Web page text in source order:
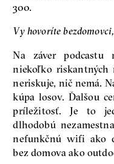
300.
Vy hovoríte
Na záver podcastu
niekoľko
neriskuje, nič nemá.
kúpa losov. Ďalšou
príležitosť. Je to
dlhodobú
nefunkčnú wifi ako
bez domova ako